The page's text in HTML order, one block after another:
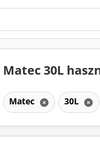
Matec 30L
Matec 30L